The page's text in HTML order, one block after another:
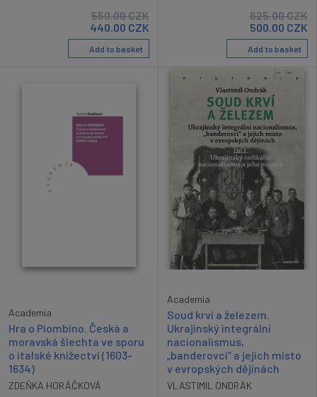
550.00CZK
440.00 CZK
Add to basket
625.00CZK
500.00 CZK
Add to basket
Academia
Hra o Piombino. Česká a
moravská šlechta ve sporu
o italské knížectví (1603-
1634)
ZDEŇKA HORÁČKOVÁ
Academia
Soud krví a železem.
Ukrajinský integrální
nacionalismus,
„banderovci“ a jejich místo
v evropských dějinách
VLASTIMIL ONDRÁK